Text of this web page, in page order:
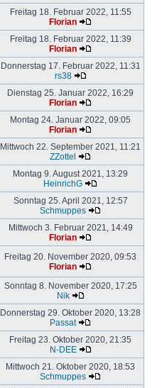
Freitag 18. Februar 2022, 11:55
Florian
Freitag 18. Februar 2022, 11:39
Florian
Donnerstag 17. Februar 2022, 11:31
rs38
Dienstag 25. Januar 2022, 16:29
Florian
Montag 24. Januar 2022, 09:05
Florian
Mittwoch 22. September 2021, 11:21
ZZottel
Montag 9. August 2021, 13:29
HeinrichG
Sonntag 25. April 2021, 12:57
Schmuppes
Mittwoch 3. Februar 2021, 14:49
Florian
Freitag 20. November 2020, 09:53
Florian
Sonntag 8. November 2020, 17:25
Nik
Donnerstag 29. Oktober 2020, 13:28
Passat
Freitag 23. Oktober 2020, 21:35
N-DEE
Mittwoch 21. Oktober 2020, 18:53
Schmuppes